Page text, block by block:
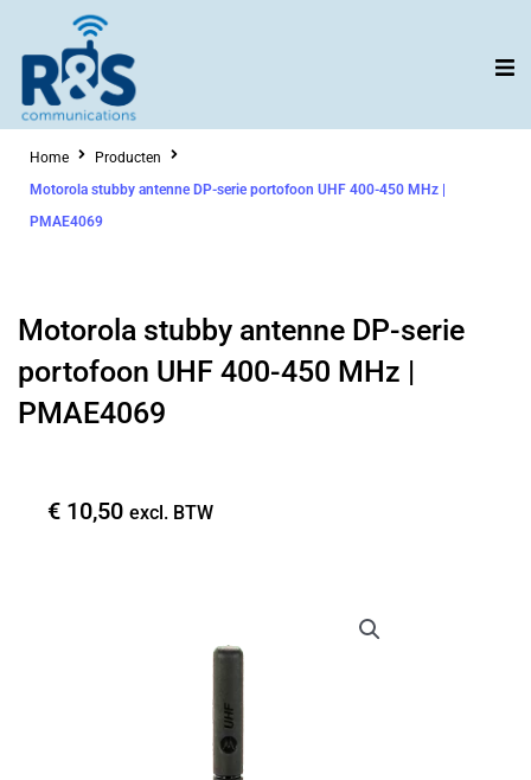
inhoud
Home
Producten
Motorola stubby antenne DP-serie portofoon UHF 400-450 MHz |
PMAE4069
Motorola stubby antenne DP-serie
portofoon UHF 400-450 MHz |
PMAE4069
€ 10,50 excl. BTW